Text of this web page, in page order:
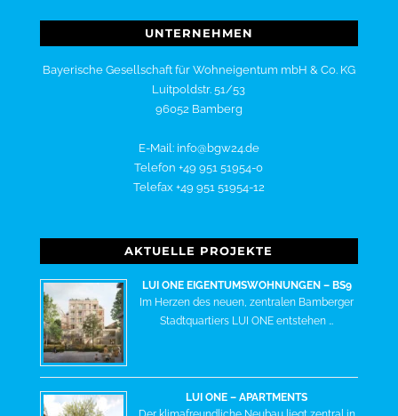
UNTERNEHMEN
Bayerische Gesellschaft für Wohneigentum mbH & Co. KG
Luitpoldstr. 51/53
96052 Bamberg
E-Mail: info@bgw24.de
Telefon +49 951 51954-0
Telefax +49 951 51954-12
AKTUELLE PROJEKTE
LUI ONE EIGENTUMSWOHNUNGEN – BS9
Im Herzen des neuen, zentralen Bamberger
Stadtquartiers LUI ONE entstehen …
LUI ONE – APARTMENTS